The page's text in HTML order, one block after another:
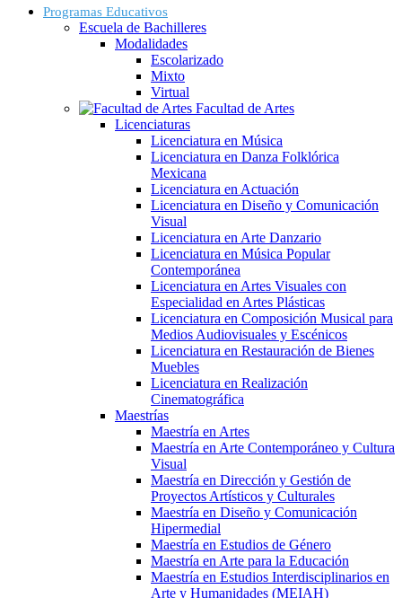
Programas Educativos
Escuela de Bachilleres
Modalidades
Escolarizado
Mixto
Virtual
Facultad de Artes
Licenciaturas
Licenciatura en Música
Licenciatura en Danza Folklórica
Mexicana
Licenciatura en Actuación
Licenciatura en Diseño y Comunicación
Visual
Licenciatura en Arte Danzario
Licenciatura en Música Popular
Contemporánea
Licenciatura en Artes Visuales con
Especialidad en Artes Plásticas
Licenciatura en Composición Musical para
Medios Audiovisuales y Escénicos
Licenciatura en Restauración de Bienes
Muebles
Licenciatura en Realización
Cinematográfica
Maestrías
Maestría en Artes
Maestría en Arte Contemporáneo y Cultura
Visual
Maestría en Dirección y Gestión de
Proyectos Artísticos y Culturales
Maestría en Diseño y Comunicación
Hipermedial
Maestría en Estudios de Género
Maestría en Arte para la Educación
Maestría en Estudios Interdisciplinarios en
Arte y Humanidades (MEIAH)